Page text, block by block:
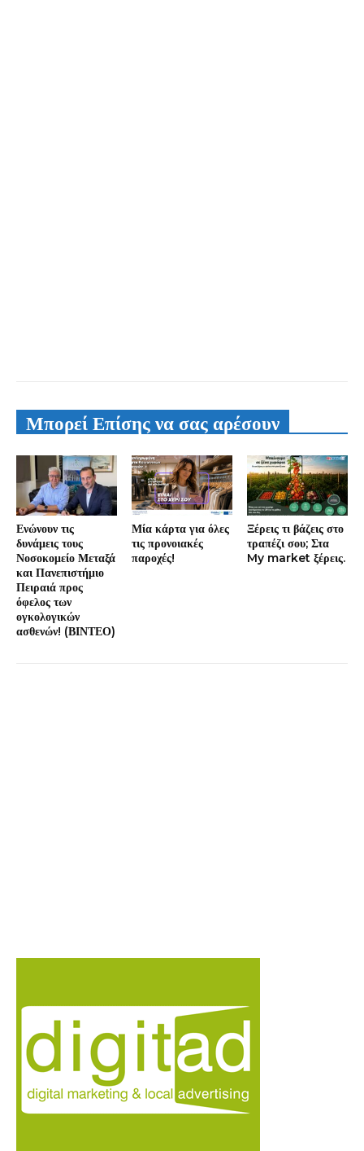
Μπορεί Επίσης να σας αρέσουν
Ενώνουν τις
δυνάμεις τους
Νοσοκομείο Μεταξά
και Πανεπιστήμιο
Πειραιά προς
όφελος των
ογκολογικών
ασθενών! (ΒΙΝΤΕΟ)
Μία κάρτα για όλες
τις προνοιακές
παροχές!
Ξέρεις τι βάζεις στο
τραπέζι σου; Στα
My market ξέρεις.